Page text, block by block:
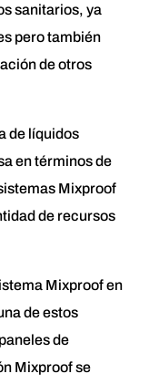
sanitarios, ya
pero también
de otros
de líquidos
en términos de
Mixproof
de recursos
Mixproof en
de estos
de
Mixproof se